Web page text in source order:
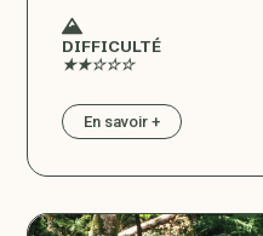
DIFFICULTÉ
★★☆☆☆
En savoir +